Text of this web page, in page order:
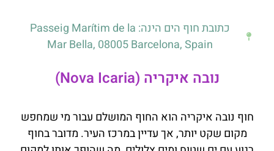
כתובת חוף הים הינה: Passeig Marítim de la
Mar Bella, 08005 Barcelona, Spain
נובה איקריה (Nova Icaria)
חוף נובה איקריה הוא החוף המושלם עבור מי שמחפש
מקום שקט יותר, אך עדיין במרכז העיר. מדובר בחוף